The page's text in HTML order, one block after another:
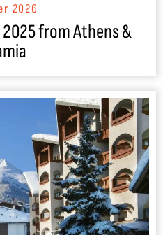
2026
from Athens &